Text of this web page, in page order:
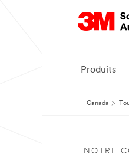
Produits
Canada
NOTRE